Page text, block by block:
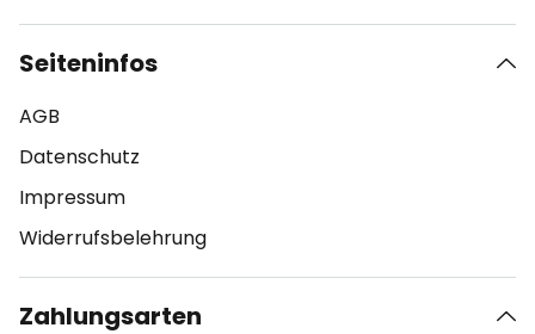
Seiteninfos
AGB
Datenschutz
Impressum
Widerrufsbelehrung
Zahlungsarten